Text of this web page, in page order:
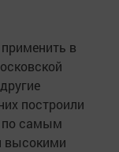
в
построили
по самым
высокими